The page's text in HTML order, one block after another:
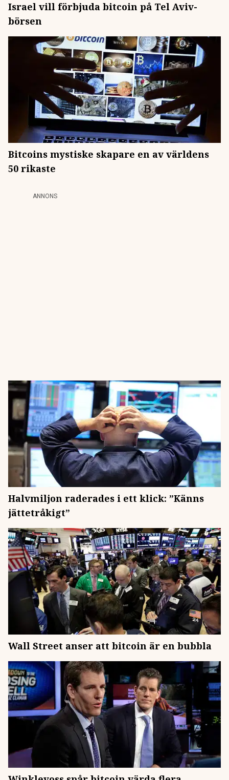
Israel vill förbjuda bitcoin på Tel Aviv-
börsen
Bitcoins mystiske skapare en av världens
50 rikaste
ANNONS
Halvmiljon raderades i ett klick: ”Känns
jättetråkigt”
Wall Street anser att bitcoin är en bubbla